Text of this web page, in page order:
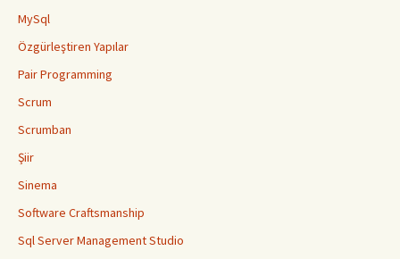
MySql
Özgürleştiren Yapılar
Pair Programming
Scrum
Scrumban
Şiir
Sinema
Software Craftsmanship
Sql Server Management Studio